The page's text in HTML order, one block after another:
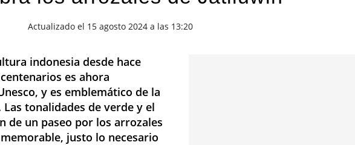
Actualizado el 15 agosto 2024 a las 13:20
indonesia desde hace
es ahora
y es emblemático de la
tonalidades de verde y el
de un paseo por los arrozales
justo lo necesario